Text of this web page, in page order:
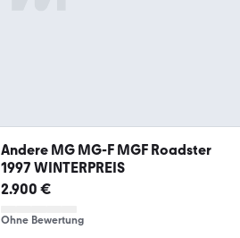
Andere MG MG-F MGF Roadster
1997 WINTERPREIS
2.900 €
Ohne Bewertung